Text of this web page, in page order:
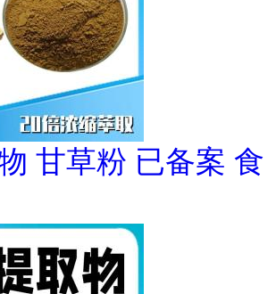
甘草粉 已备案 食